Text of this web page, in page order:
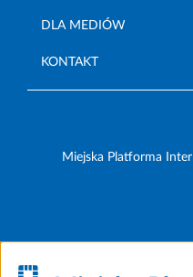
DLA MEDIÓW
KONTAKT
Miejska Platforma